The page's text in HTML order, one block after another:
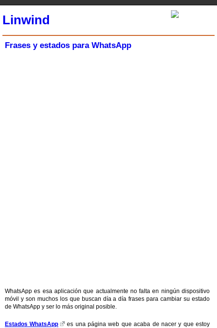
Linwind
Frases y estados para WhatsApp
WhatsApp es esa aplicación que actualmente no falta en ningún dispositivo
móvil y son muchos los que buscan día a día frases para cambiar su estado
de WhatsApp y ser lo más original posible.
Estados WhatsApp
es una página web que acaba de nacer y que estoy